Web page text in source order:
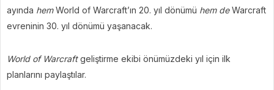
ayında hemWorld of Warcraft’ın 20. yıl dönümü hem deWarcraft
evreninin 30. yıl dönümü yaşanacak.
World of Warcraftgeliştirme ekibi önümüzdeki yıl için ilk
planlarını paylaştılar.